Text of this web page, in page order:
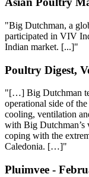
"Big Dutchman, a
participated in VIV
Indian market. [...]"
Poultry Digest,
"[…] Big Dutchman
operational side of
cooling, ventilation
with Big Dutchman’s
coping with the
Caledonia. […]"
Pluimvee -